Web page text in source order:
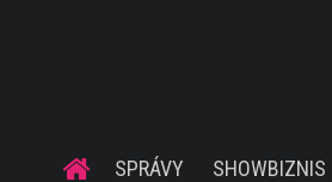
SPRÁVY SHOWBIZNIS